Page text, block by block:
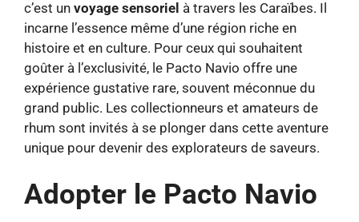
c’est un voyage sensoriel à travers les Caraïbes. Il
incarne l’essence même d’une région riche en
histoire et en culture. Pour ceux qui souhaitent
goûter à l’exclusivité, le Pacto Navio offre une
expérience gustative rare, souvent méconnue du
grand public. Les collectionneurs et amateurs de
rhum sont invités à se plonger dans cette aventure
unique pour devenir des explorateurs de saveurs.
Adopter le Pacto Navio